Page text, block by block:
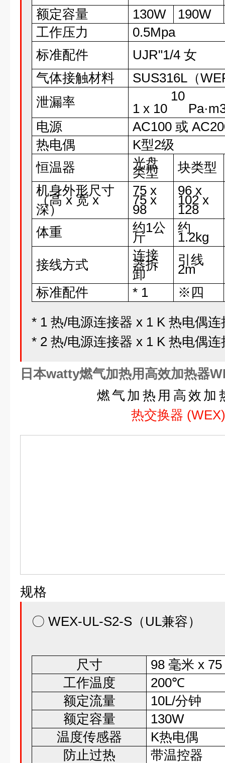
额定容量 130W
190W
工作压力
0.5Mpa
标准配件
UJR"1/4 女
气体接触材料
SUS316L（
泄漏率
1 x 10
10
电源
AC100 或
热电偶
K型2级
恒温器
光盘
类型
块类型
机身外形尺寸
（高 x 宽 x
深）
75 x
75 x
98
96 x
102 x
128
体重
约1公
斤
约
1.2kg
接线方式
连接
器拆
卸
引线
2m
标准配件
* 1
※四
* 1 热/电源连接器 x 1 K 热电偶
* 2 热/电源连接器 x 1 K 热电偶
日本watty燃气加热用高效加热器
燃气加热用高效加
热交换器
规格
〇 WEX-UL-S2-S（UL兼容）
尺寸
98 毫米 x
工作温度
200℃
额定流量
10L/分钟
额定容量
130W
温度传感器
K热电偶
防止过热
带温控器